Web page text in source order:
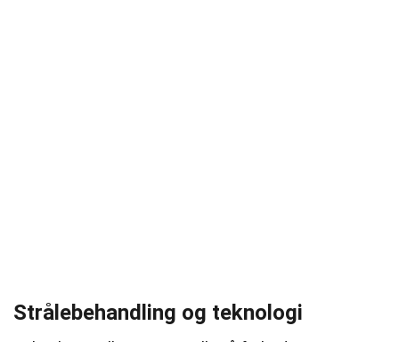
Strålebehandling og teknologi